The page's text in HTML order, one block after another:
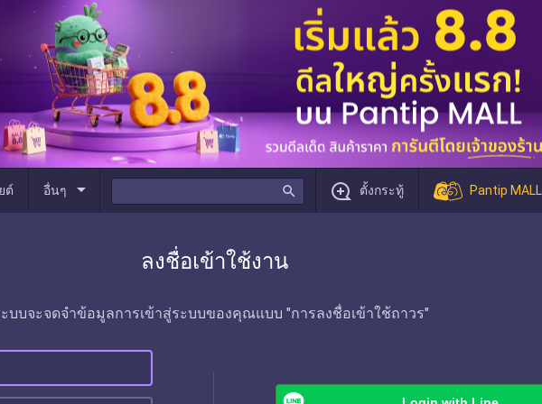
ต์ อื่นๆ arrow_drop_down search ตั้งกระทู้ Pantip MALL
ลงชื่อเข้าใช้งาน
บบจะจดจำข้อมูลการเข้าสู่ระบบของคุณแบบ "การลงชื่อเข้าใช้ถาวร"